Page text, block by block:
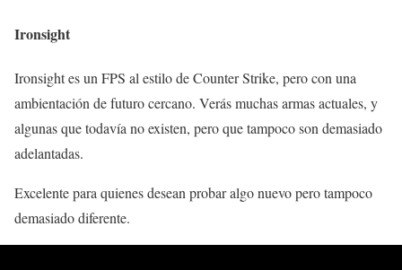
Ironsight
Ironsight es un FPS al estilo de Counter Strike, pero con una
ambientación de futuro cercano. Verás muchas armas actuales, y
algunas que todavía no existen, pero que tampoco son demasiado
adelantadas.
Excelente para quienes desean probar algo nuevo pero tampoco
demasiado diferente.